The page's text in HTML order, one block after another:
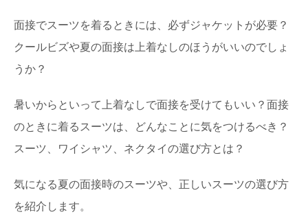
面接でスーツを着るときには、必ずジャケットが必要？
クールビズや夏の面接は上着なしのほうがいいのでしょ
うか？
暑いからといって上着なしで面接を受けてもいい？面接
のときに着るスーツは、どんなことに気をつけるべき？
スーツ、ワイシャツ、ネクタイの選び方とは？
気になる夏の面接時のスーツや、正しいスーツの選び方
を紹介します。